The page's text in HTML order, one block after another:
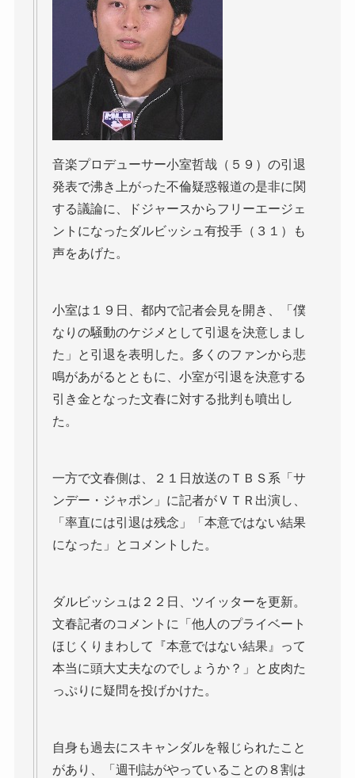
音楽プロデューサー小室哲哉（５９）の引退
発表で沸き上がった不倫疑惑報道の是非に関
する議論に、ドジャースからフリーエージェ
ントになったダルビッシュ有投手（３１）も
声をあげた。
小室は１９日、都内で記者会見を開き、「僕
なりの騒動のケジメとして引退を決意しまし
た」と引退を表明した。多くのファンから悲
鳴があがるとともに、小室が引退を決意する
引き金となった文春に対する批判も噴出し
た。
一方で文春側は、２１日放送のＴＢＳ系「サ
ンデー・ジャポン」に記者がＶＴＲ出演し、
「率直には引退は残念」「本意ではない結果
になった」とコメントした。
ダルビッシュは２２日、ツイッターを更新。
文春記者のコメントに「他人のプライベート
ほじくりまわして『本意ではない結果』って
本当に頭大丈夫なのでしょうか？」と皮肉た
っぷりに疑問を投げかけた。
自身も過去にスキャンダルを報じられたこと
があり、「週刊誌がやっていることの８割は